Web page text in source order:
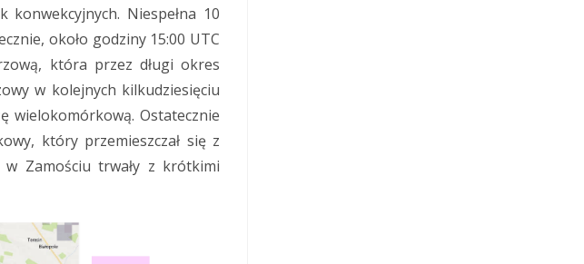
konwekcyjnych. Niespełna 10
około godziny 15:00 UTC
która przez długi okres
w kolejnych kilkudziesięciu
wielokomórkową. Ostatecznie
który przemieszczał się z
w Zamościu trwały z krótkimi